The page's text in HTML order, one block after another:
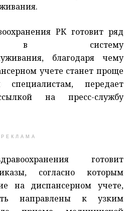
РК готовит ряд
в систему
благодаря чему
учете станет проще
передает
на пресс-службу
РЕКЛАМА
готовит
согласно которым
на диспансерном учете,
направлены к узким